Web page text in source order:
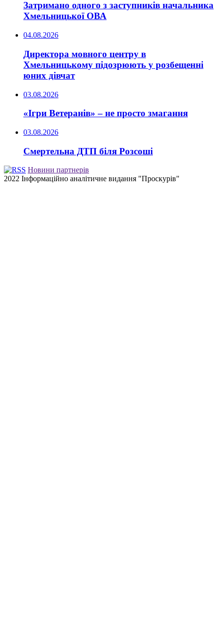
Затримано одного з заступників начальника
Хмельницької ОВА
04.08.2026
Директора мовного центру в
Хмельницькому підозрюють у розбещенні
юних дівчат
03.08.2026
«Ігри Ветеранів» – не просто змагання
03.08.2026
Смертельна ДТП біля Розсоші
Новини партнерів
2022 Інформаційно аналітичне видання "Проскурів"